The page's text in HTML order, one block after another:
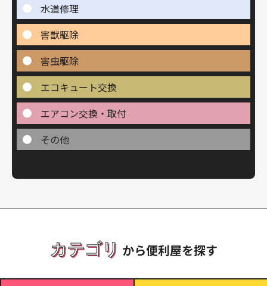
水道修理
害獣駆除
害虫駆除
エコキュート交換
エアコン交換・取付
その他
カテゴリ から便利屋を探す